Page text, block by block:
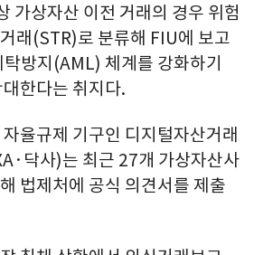
가상자산 이전 거래의 경우 위험
래(STR)로 분류해 FIU에 보고
방지(AML) 체계를 강화하기
한다는 취지다.
율규제 기구인 디지털자산거래
닥사)는 최근 27개 가상자산사
법제처에 공식 의견서를 제출